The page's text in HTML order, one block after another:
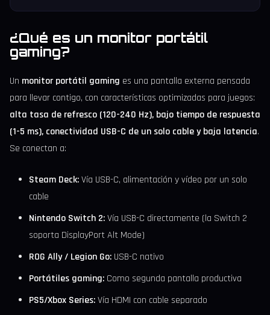
¿Qué es un monitor portátil
gaming?
Un monitor portátil gaming es una pantalla externa pensada
para llevar contigo, con características optimizadas para juegos:
alta tasa de refresco (120-240 Hz), bajo tiempo de respuesta
(1-5 ms), conectividad USB-C de un solo cable y baja latencia.
Se conectan a:
Steam Deck:Vía USB-C, alimentación y vídeo por un solo
cable
Nintendo Switch 2:Vía USB-C directamente (la Switch 2
soporta DisplayPort Alt Mode)
ROG Ally / Legion Go: USB-C nativo
Portátiles gaming: Como segunda pantalla productiva
PS5/Xbox Series:Vía HDMI con cable separado